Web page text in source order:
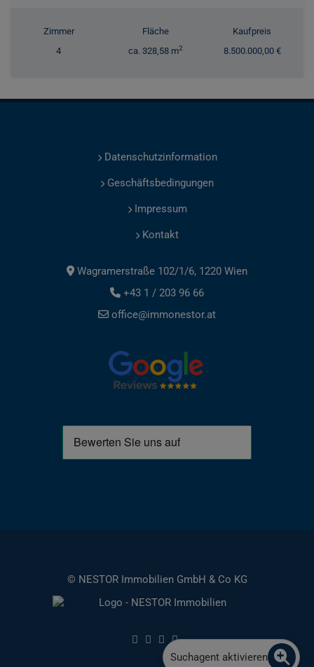
Zimmer
4
Fläche
ca. 328,58 m2
Kaufpreis
8.500.000,00 €
Datenschutzinformation
Geschäftsbedingungen
Impressum
Kontakt
Wagramerstraße 102/1/6, 1220 Wien
+43 1 / 203 96 66
office@immonestor.at
© NESTOR Immobilien GmbH & Co KG
Suchagent aktivieren